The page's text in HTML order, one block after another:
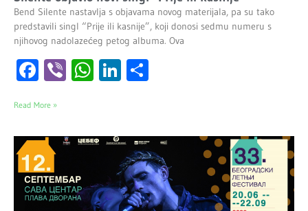
Bend Silente nastavlja s objavama novog materijala, pa su tako
predstavili singl “Prije ili kasnije”, koji donosi sedmu numeru s
njihovog nadolazećeg petog albuma. Ova
Facebook
ViberWhatsApp
LinkedIn
Read More »